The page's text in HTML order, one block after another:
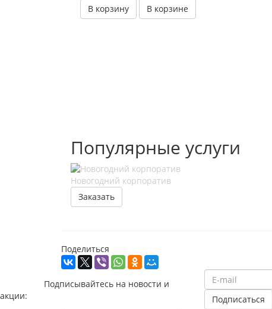
В корзину В корзине
Популярные услуги
Новогодний корпоратив
Заказать
Поделиться
Подписывайтесь на новости и
акции: